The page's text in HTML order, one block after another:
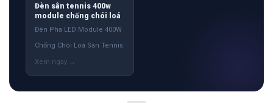
Đèn sân tennis 400w
module chống chói loá
Đèn Pha LED Module 400W
Chống Chói Loá Sân Tennis